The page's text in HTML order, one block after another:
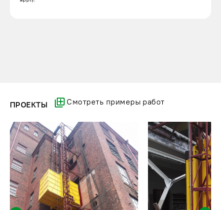
ПРОЕКТЫ Смотреть примеры работ